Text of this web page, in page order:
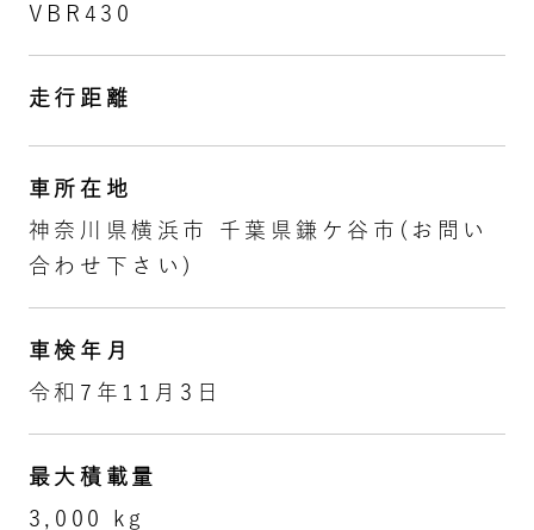
VBR430
走行距離
車所在地
神奈川県横浜市 千葉県鎌ケ谷市(お問い
合わせ下さい)
車検年月
令和7年11月3日
最大積載量
3,000 kg